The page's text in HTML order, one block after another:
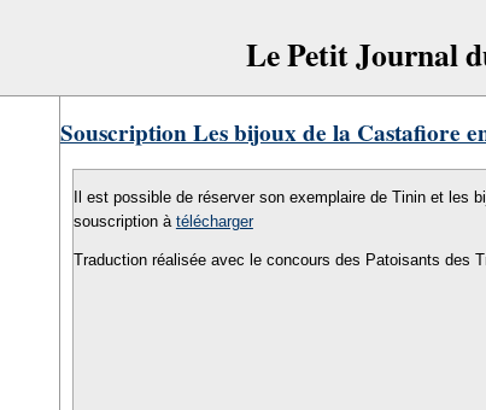
Le Petit Journal
Souscription Les bijoux de la Castafiore
Il est possible de réserver son exemplaire de Tinin et les
souscription à télécharger
Traduction réalisée avec le concours des Patoisants des